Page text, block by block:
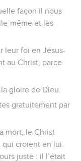
façon il nous
même et les
leur foi en Jésus-
au Christ, parce
gloire de Dieu.
gratuitement par
mort, le Christ
croient en lui.
juste : il l’était